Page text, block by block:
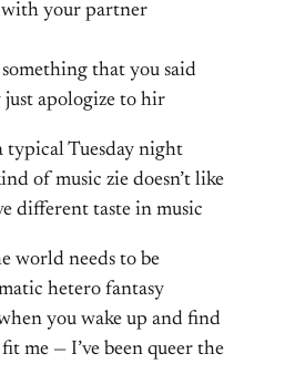
with your partner
that you said
just apologize to hir
typical Tuesday night
of music zie doesn’t like
different taste in music
world needs to be
hetero fantasy
you wake up and find
me — I’ve been queer the